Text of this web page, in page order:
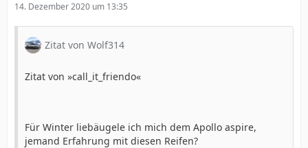
14. Dezember 2020 um 13:35
Zitat von Wolf314
Zitat von »call_it_friendo«
Für Winter liebäugele ich mich dem Apollo aspire,
jemand Erfahrung mit diesen Reifen?